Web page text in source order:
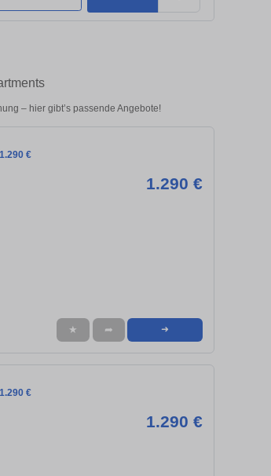
– hier gibt’s passende Angebote!
€
1.290 €
★ ➦ ➜
€
1.290 €